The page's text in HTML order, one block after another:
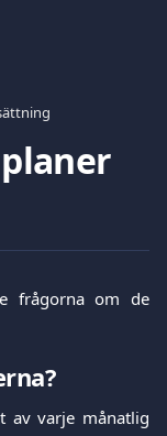
frågorna om de
av varje månatlig